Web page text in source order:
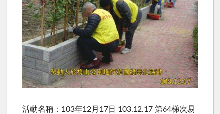
活動名稱：103年12月17日 103.12.17 第64梯次易